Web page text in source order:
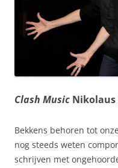
Clash Music
Bekkens behoren tot
nog steeds weten
schrijven met